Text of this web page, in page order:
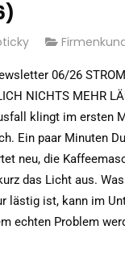
06/26
NICHTS MEHR
klingt im ersten
Ein paar Minuten
neu, die
das Licht aus.
lästig ist, kann im
echten Problem